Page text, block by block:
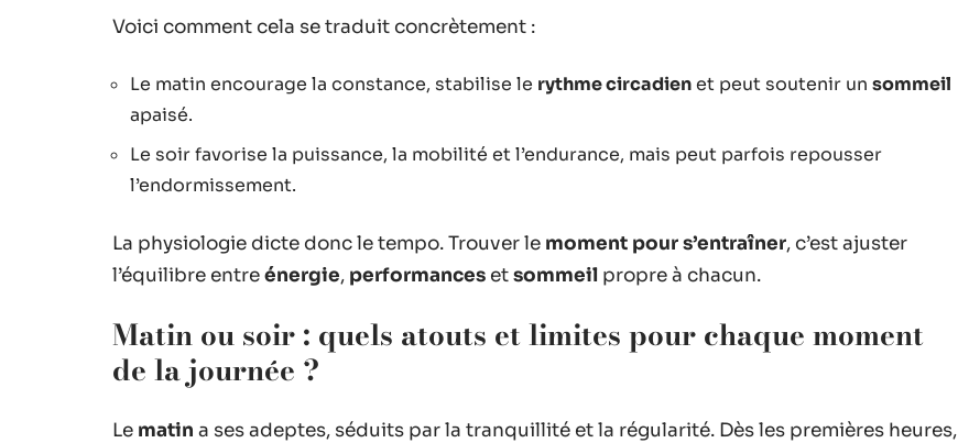
Voici comment cela se traduit concrètement :
Le matin encourage la constance, stabilise le rythme circadienet peut soutenir un sommeil
apaisé.
Le soir favorise la puissance, la mobilité et l’endurance, mais peut parfois repousser
l’endormissement.
La physiologie dicte donc le tempo. Trouver le moment pour s’entraîner, c’est ajuster
l’équilibre entreénergie, performances etsommeil propre à chacun.
Matin ou soir : quels atouts et limites pour chaque moment
de la journée ?
Le matin a ses adeptes, séduits par la tranquillité et la régularité. Dès les premières heures,